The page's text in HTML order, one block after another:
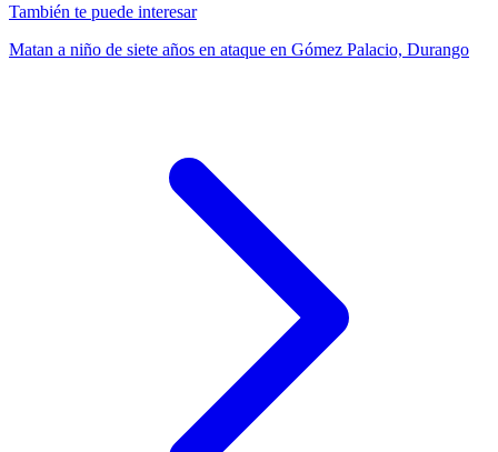
También te puede interesar
Matan a niño de siete años en ataque en Gómez Palacio, Durango